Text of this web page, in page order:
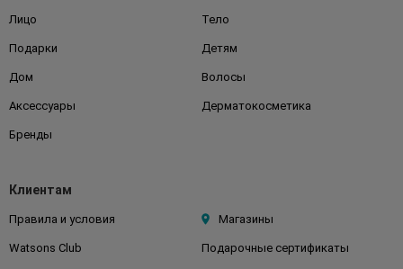
Лицо Тело
Подарки Детям
Дом Волосы
Аксессуары Дерматокосметика
Бренды
Клиентам
Правила и условия Магазины
Watsons Club Подарочные сертификаты